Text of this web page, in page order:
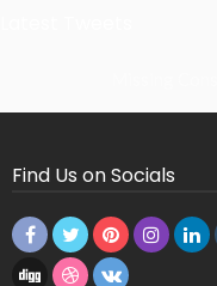
Find Us on Socials